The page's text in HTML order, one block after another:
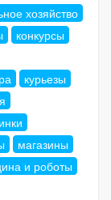
хозяйство
конкурсы
курьезы
магазины
и роботы